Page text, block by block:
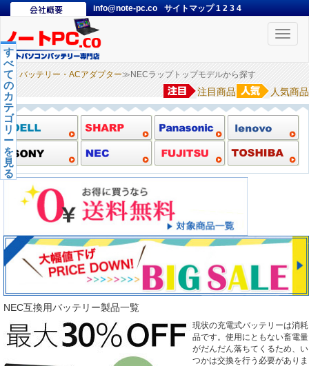
info@note-pc.co サイトマップ1 2 3 4
Toggle
バッテリー・ACアダプター≫NECラップトップモデルから探す
人気商品
注目商品
す
べ
て
の
カ
テ
ゴ
リ
ー
を
見
る
NEC互換用バッテリー製品一覧
現状の充電式バッテリーは消耗
品です。使用にともない畜電量
がだんだん落ちてくるため、い
つかは交換を行う必要がありま